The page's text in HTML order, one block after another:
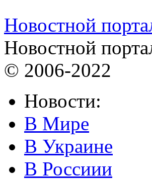
Новостной
Новостной
© 2006-2022
Новости:
В Мире
В Украине
В Россиии